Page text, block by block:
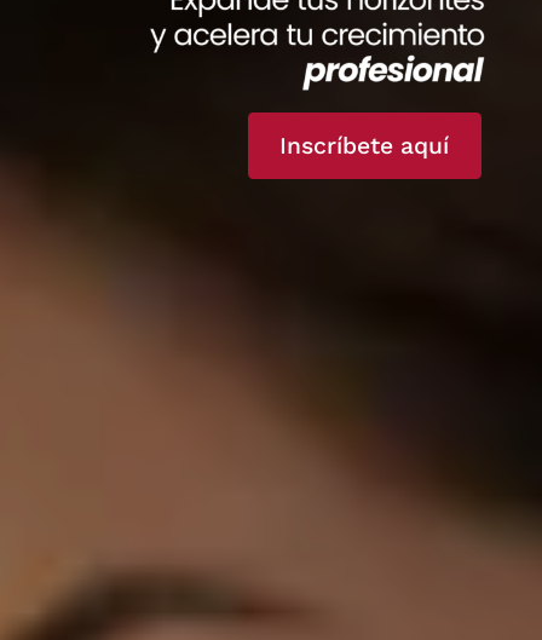
Inscríbete aquí